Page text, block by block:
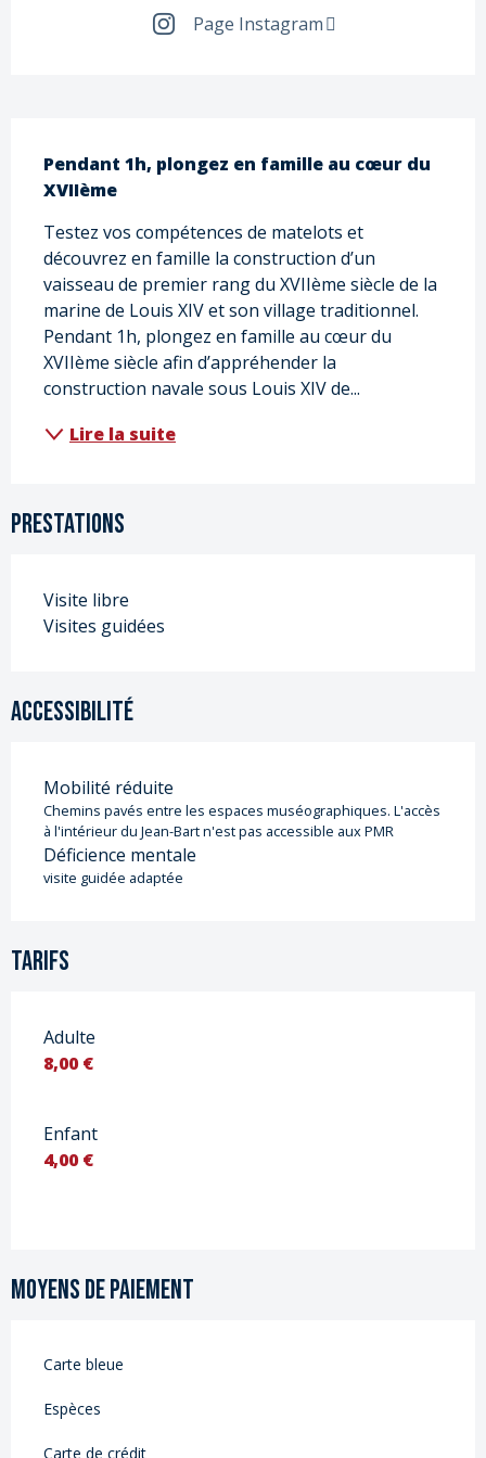
Page Instagram
Description
Pendant 1h, plongez en famille au cœur du
XVIIème
Testez vos compétences de matelots et
découvrez en famille la construction d’un
vaisseau de premier rang du XVIIème siècle de la
marine de Louis XIV et son village traditionnel.
Pendant 1h, plongez en famille au cœur du
XVIIème siècle afin d’appréhender la
construction navale sous Louis XIV de...
Lire la suite
Prestations
Visite libre
Visites guidées
Accessibilité
Mobilité réduite
Chemins pavés entre les espaces muséographiques. L'accès
à l'intérieur du Jean-Bart n'est pas accessible aux PMR
Déficience mentale
visite guidée adaptée
Tarifs
Adulte
8,00 €
Enfant
4,00 €
Moyens de paiement
Carte bleue
Espèces
Carte de crédit